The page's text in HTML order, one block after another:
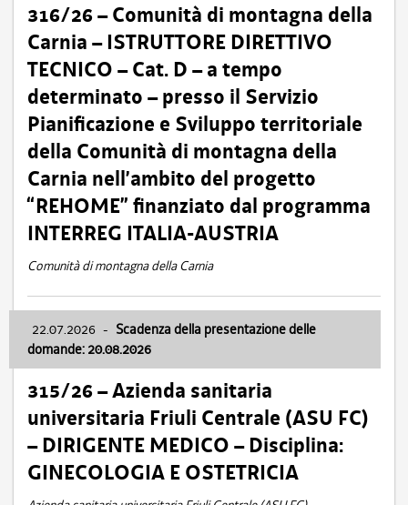
316/26 – Comunità di montagna della
Carnia – ISTRUTTORE DIRETTIVO
TECNICO – Cat. D – a tempo
determinato – presso il Servizio
Pianificazione e Sviluppo territoriale
della Comunità di montagna della
Carnia nell’ambito del progetto
“REHOME” finanziato dal programma
INTERREG ITALIA-AUSTRIA
Comunità di montagna della Carnia
22.07.2026 - Scadenza della presentazione delle
domande: 20.08.2026
315/26 – Azienda sanitaria
universitaria Friuli Centrale (ASU FC)
– DIRIGENTE MEDICO – Disciplina:
GINECOLOGIA E OSTETRICIA